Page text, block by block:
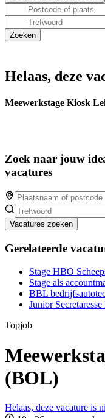
Helaas, deze
Meewerkstage Kiosk
Zoek naar jouw
vacatures
Vacatures zoeken
Gerelateerde
Stage HBO
Stage als
BBL
Junior
Topjob
(BOL)
Helaas, deze vacature is